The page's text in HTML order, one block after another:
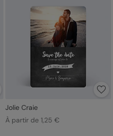
Jolie Craie
À partir de 1,25 €